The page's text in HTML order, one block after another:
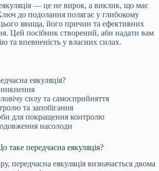
— це не вирок, а виклик, що має
до подолання полягає у глибокому
явища, його причин та ефективних
Цей посібник створений, аби надати вам
та впевненість у власних силах.
еякуляція?
силу та самосприйняття
та запобігання
для покращення контролю
насолоди
таке передчасна еякуляція?
передчасна еякуляція визначається двома